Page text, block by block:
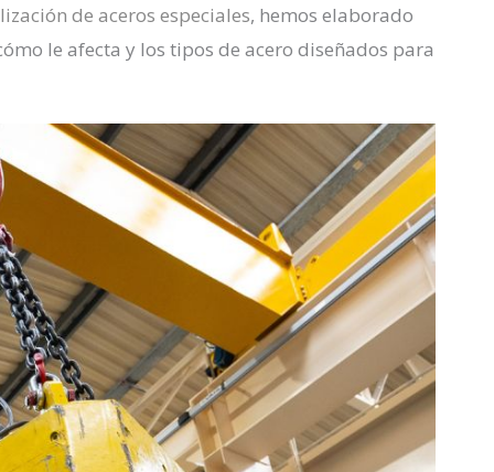
de aceros especiales, hemos elaborado
le afecta y los tipos de acero diseñados para